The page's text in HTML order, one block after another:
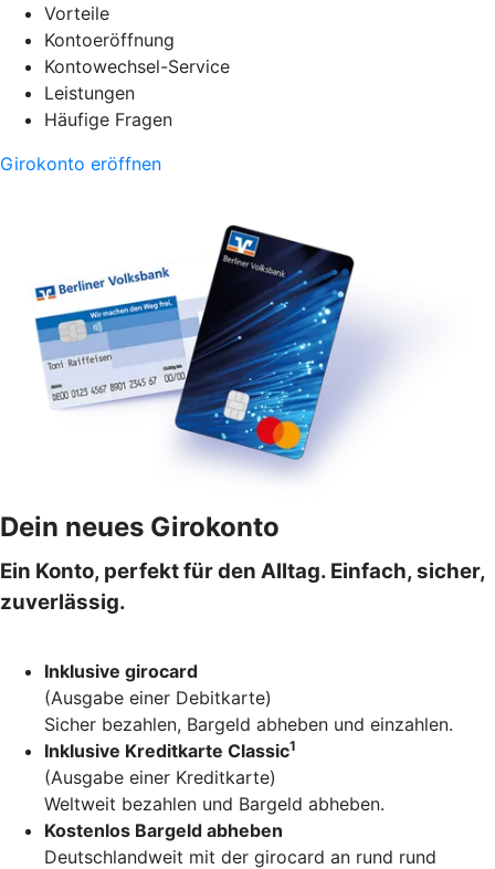
Vorteile
Kontoeröffnung
Kontowechsel-Service
Leistungen
Häufige Fragen
Girokonto eröffnen
Dein neues Girokonto
Ein Konto, perfekt für den Alltag. Einfach, sicher,
zuverlässig.
Inklusive girocard
(Ausgabe einer Debitkarte)
Sicher bezahlen, Bargeld abheben und einzahlen.
Inklusive Kreditkarte Classic1
(Ausgabe einer Kreditkarte)
Weltweit bezahlen und Bargeld abheben.
Kostenlos Bargeld abheben
Deutschlandweit mit der girocard an rund rund